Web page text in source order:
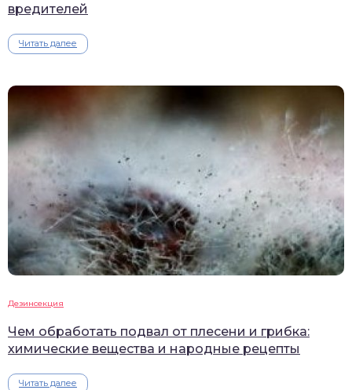
вредителей
Читать далее
Дезинсекция
Чем обработать подвал от плесени и грибка:
химические вещества и народные рецепты
Читать далее